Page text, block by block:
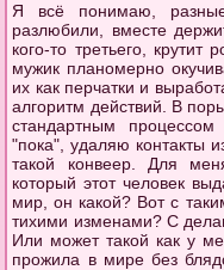
Я всё понимаю,
разлюбили, вместе
кого-то третьего,
мужик планомерно
их как перчатки и
алгоритм действий. В
стандартным
"пока", удаляю контакты
такой конвеер. Для
который этот человек
мир, он какой? Вот с
тихими изменами? С
Или может такой как у
прожила в мире без